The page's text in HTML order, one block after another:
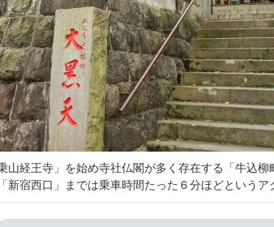
山経王寺」を始め寺社仏閣が多く存在する「牛込
新宿西口」までは乗車時間たった６分ほどというア